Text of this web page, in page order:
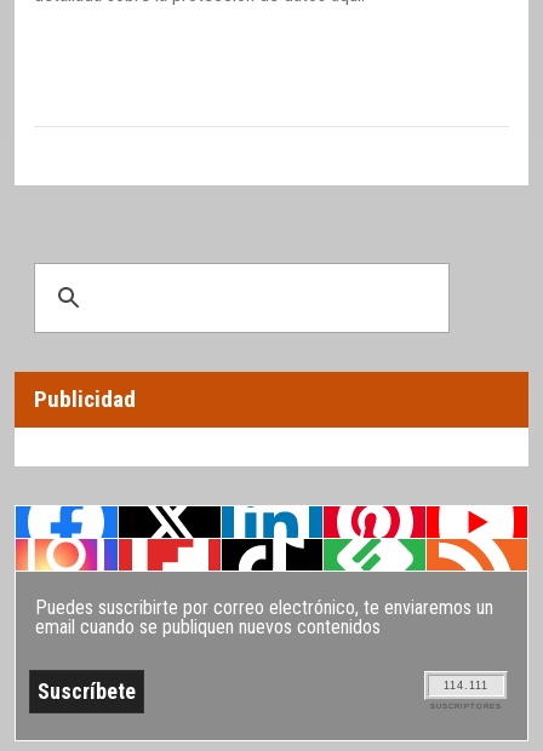
Publicidad
Puedes suscribirte por correo electrónico, te enviaremos un
email cuando se publiquen nuevos contenidos
114.111
SUSCRIPTORES